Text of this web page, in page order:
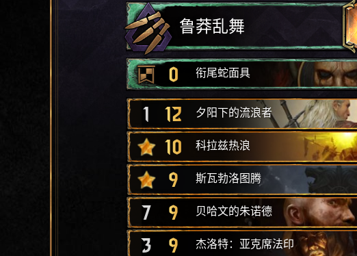
鲁莽乱舞
0 衔尾蛇面具
1 12 夕阳下的流浪者
10 科拉兹热浪
9 斯瓦勃洛图腾
7 9 贝哈文的朱诺德
3 9 杰洛特：亚克席法印